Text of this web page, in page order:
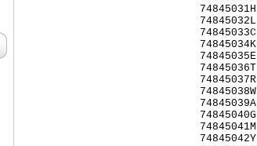
74845031H
74845032L
74845033C
74845034K
74845035E
74845036T
74845037R
74845038W
74845039A
74845040G
74845041M
74845042Y